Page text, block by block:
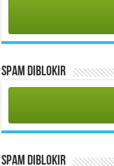
Spam Diblokir
Spam Diblokir